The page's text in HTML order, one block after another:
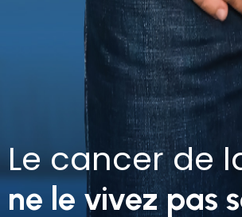
Le cancer de
ne le vivez pas